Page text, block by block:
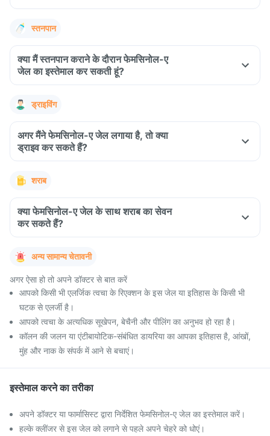
स्तनपान
क्या मैं स्तनपान कराने के दौरान फेमसिनोल-ए
जेल का इस्तेमाल कर सकती हूं?
ड्राइविंग
अगर मैंने फेमसिनोल-ए जेल लगाया है, तो क्या
ड्राइव कर सकते हैं?
शराब
क्या फेमसिनोल-ए जेल के साथ शराब का सेवन
कर सकते हैं?
अन्य सामान्य चेतावनी
अगर ऐसा हो तो अपने डॉक्टर से बात करें
आपको किसी भी एलर्जिक त्वचा के रिएक्शन के इस जेल या इतिहास के किसी भी
घटक से एलर्जी है।
आपको त्वचा के अत्यधिक सूखेपन, बेचैनी और पीलिंग का अनुभव हो रहा है।
कॉलन की जलन या एंटीबायोटिक-संबंधित डायरिया का आपका इतिहास है, आंखों,
मुंह और नाक के संपर्क में आने से बचाएं।
इस्तेमाल करने का तरीका
अपने डॉक्टर या फार्मासिस्ट द्वारा निर्देशित फेमसिनोल-ए जेल का इस्तेमाल करें।
हल्के क्लींजर से इस जेल को लगाने से पहले अपने चेहरे को धोएं।